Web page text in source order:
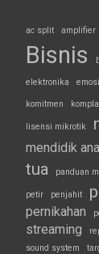
ac split amplifier
Bisnis
elektronika emosi
komitmen
lisensi mikrotik
mendidik
tua
panduan
petir penjahit
pernikahan
streaming
sound system